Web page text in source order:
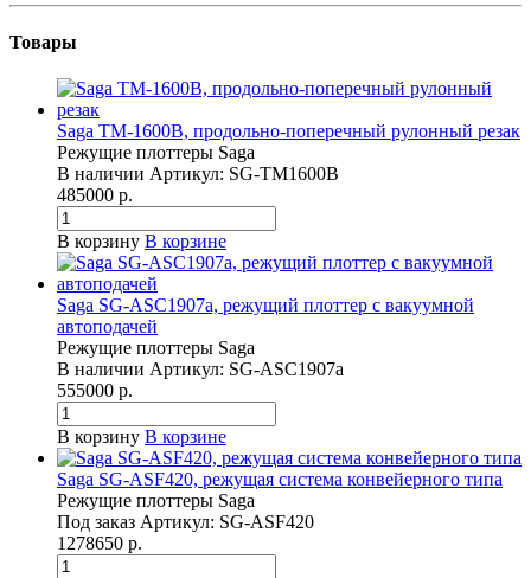
Товары
Saga TM-1600B, продольно-поперечный рулонный резак
Режущие плоттеры Saga
В наличии Артикул: SG-TM1600B
485000 р.
В корзину В корзине
Saga SG-ASC1907a, режущий плоттер с вакуумной
автоподачей
Режущие плоттеры Saga
В наличии Артикул: SG-ASC1907a
555000 р.
В корзину В корзине
Saga SG-ASF420, режущая система конвейерного типа
Режущие плоттеры Saga
Под заказ Артикул: SG-ASF420
1278650 р.